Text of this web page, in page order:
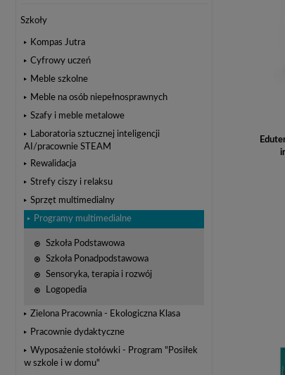
Szkoły
Kompas Jutra
Cyfrowy uczeń
Meble szkolne
Meble na osób niepełnosprawnych
Szafy i meble metalowe
Laboratoria sztucznej inteligencji
AI/pracownie STEAM
Rewalidacja
Strefy ciszy i relaksu
Sprzęt multimedialny
Programy multimedialne
Szkoła Podstawowa
Szkoła Ponadpodstawowa
Sensoryka, terapia i rozwój
Logopedia
Zielona Pracownia - Ekologiczna Klasa
Pracownie dydaktyczne
Wyposażenie stołówki - Program "Posiłek
w szkole i w domu"